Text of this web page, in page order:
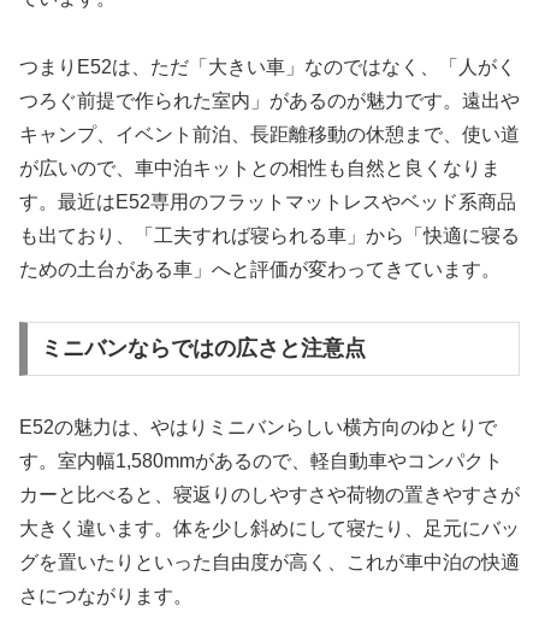
つまりE52は、ただ「大きい車」なのではなく、「人がく
つろぐ前提で作られた室内」があるのが魅力です。遠出や
キャンプ、イベント前泊、長距離移動の休憩まで、使い道
が広いので、車中泊キットとの相性も自然と良くなりま
す。最近はE52専用のフラットマットレスやベッド系商品
も出ており、「工夫すれば寝られる車」から「快適に寝る
ための土台がある車」へと評価が変わってきています。
ミニバンならではの広さと注意点
E52の魅力は、やはりミニバンらしい横方向のゆとりで
す。室内幅1,580mmがあるので、軽自動車やコンパクト
カーと比べると、寝返りのしやすさや荷物の置きやすさが
大きく違います。体を少し斜めにして寝たり、足元にバッ
グを置いたりといった自由度が高く、これが車中泊の快適
さにつながります。